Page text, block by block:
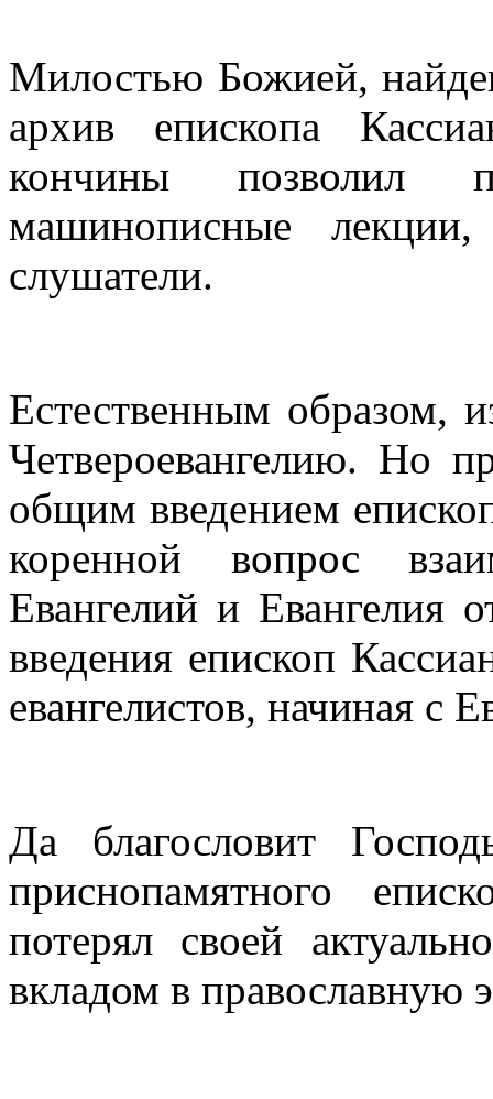
Милостью Божией,
архив епископа
кончины позволил
машинописные лекции,
слушатели.
Естественным образом,
Четвероевангелию. Но
общим введением
коренной вопрос
Евангелий и Евангелия
введения епископ
евангелистов, начиная с
Да благословит
приснопамятного
потерял своей
вкладом в православную